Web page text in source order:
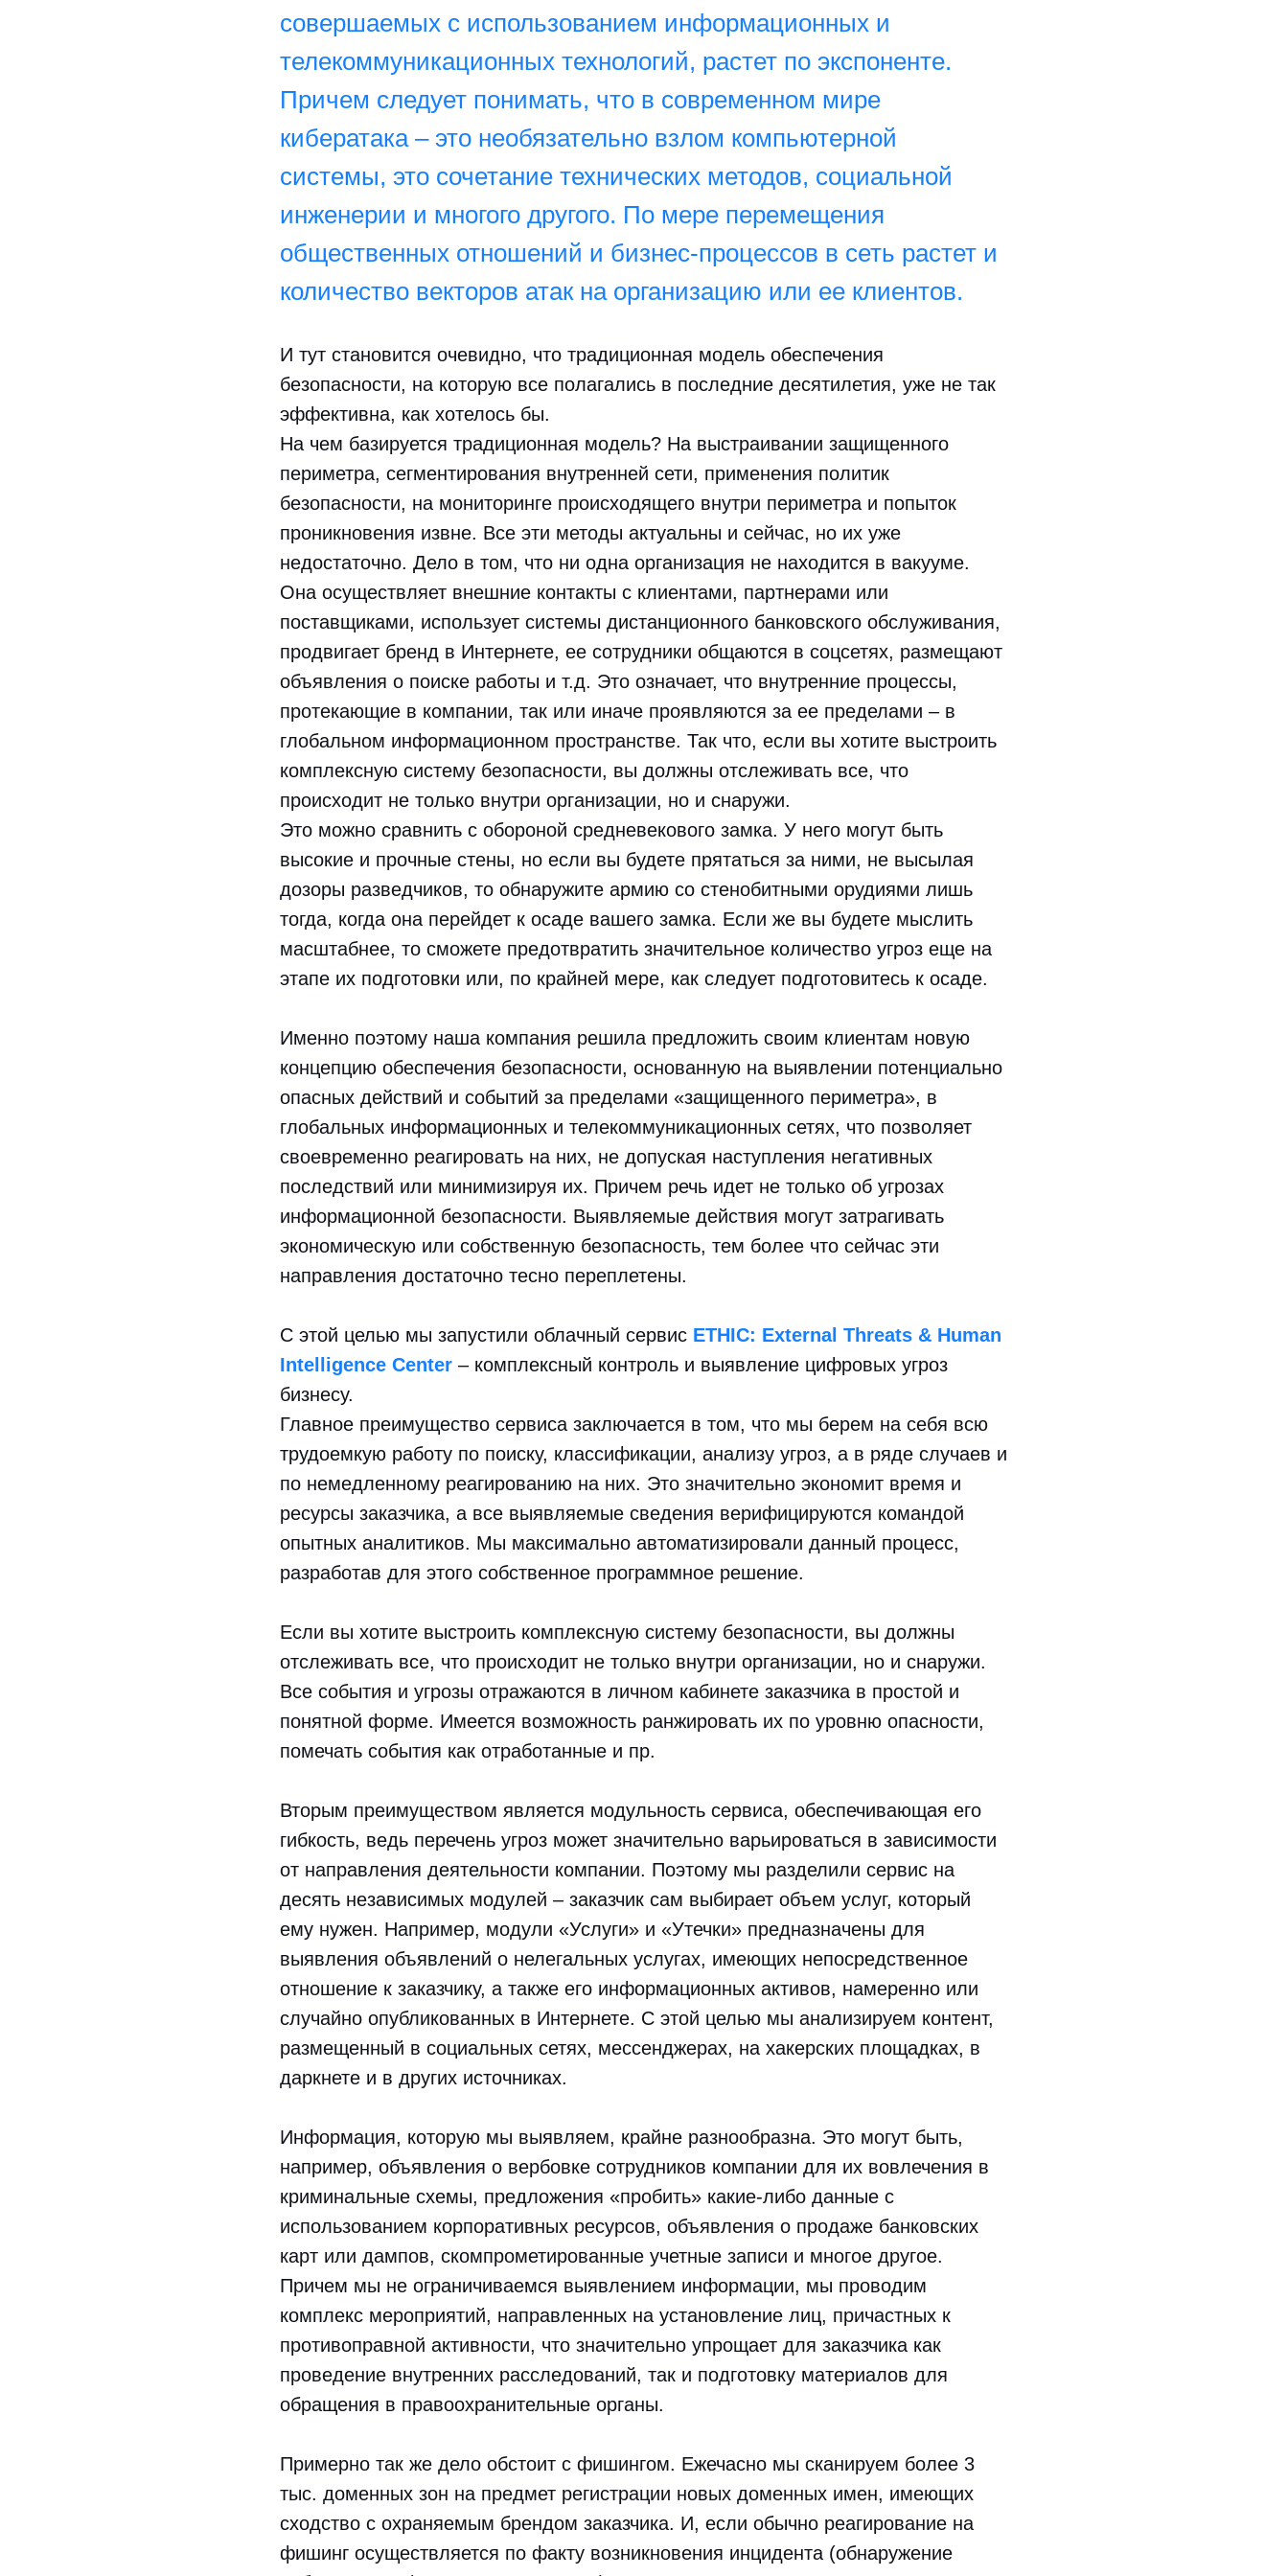
совершаемых с использованием информационных и
телекоммуникационных технологий, растет по экспоненте.
Причем следует понимать, что в современном мире
кибератака – это необязательно взлом компьютерной
системы, это сочетание технических методов, социальной
инженерии и многого другого. По мере перемещения
общественных отношений и бизнес-процессов в сеть растет и
количество векторов атак на организацию или ее клиентов.
И тут становится очевидно, что традиционная модель обеспечения
безопасности, на которую все полагались в последние десятилетия, уже не так
эффективна, как хотелось бы.
На чем базируется традиционная модель? На выстраивании защищенного
периметра, сегментирования внутренней сети, применения политик
безопасности, на мониторинге происходящего внутри периметра и попыток
проникновения извне. Все эти методы актуальны и сейчас, но их уже
недостаточно. Дело в том, что ни одна организация не находится в вакууме.
Она осуществляет внешние контакты с клиентами, партнерами или
поставщиками, использует системы дистанционного банковского обслуживания,
продвигает бренд в Интернете, ее сотрудники общаются в соцсетях, размещают
объявления о поиске работы и т.д. Это означает, что внутренние процессы,
протекающие в компании, так или иначе проявляются за ее пределами – в
глобальном информационном пространстве. Так что, если вы хотите выстроить
комплексную систему безопасности, вы должны отслеживать все, что
происходит не только внутри организации, но и снаружи.
Это можно сравнить с обороной средневекового замка. У него могут быть
высокие и прочные стены, но если вы будете прятаться за ними, не высылая
дозоры разведчиков, то обнаружите армию со стенобитными орудиями лишь
тогда, когда она перейдет к осаде вашего замка. Если же вы будете мыслить
масштабнее, то сможете предотвратить значительное количество угроз еще на
этапе их подготовки или, по крайней мере, как следует подготовитесь к осаде.
Именно поэтому наша компания решила предложить своим клиентам новую
концепцию обеспечения безопасности, основанную на выявлении потенциально
опасных действий и событий за пределами «защищенного периметра», в
глобальных информационных и телекоммуникационных сетях, что позволяет
своевременно реагировать на них, не допуская наступления негативных
последствий или минимизируя их. Причем речь идет не только об угрозах
информационной безопасности. Выявляемые действия могут затрагивать
экономическую или собственную безопасность, тем более что сейчас эти
направления достаточно тесно переплетены.
С этой целью мы запустили облачный сервис ETHIC: External Threats & Human
Intelligence Center – комплексный контроль и выявление цифровых угроз
бизнесу.
Главное преимущество сервиса заключается в том, что мы берем на себя всю
трудоемкую работу по поиску, классификации, анализу угроз, а в ряде случаев и
по немедленному реагированию на них. Это значительно экономит время и
ресурсы заказчика, а все выявляемые сведения верифицируются командой
опытных аналитиков. Мы максимально автоматизировали данный процесс,
разработав для этого собственное программное решение.
Если вы хотите выстроить комплексную систему безопасности, вы должны
отслеживать все, что происходит не только внутри организации, но и снаружи.
Все события и угрозы отражаются в личном кабинете заказчика в простой и
понятной форме. Имеется возможность ранжировать их по уровню опасности,
помечать события как отработанные и пр.
Вторым преимуществом является модульность сервиса, обеспечивающая его
гибкость, ведь перечень угроз может значительно варьироваться в зависимости
от направления деятельности компании. Поэтому мы разделили сервис на
десять независимых модулей – заказчик сам выбирает объем услуг, который
ему нужен. Например, модули «Услуги» и «Утечки» предназначены для
выявления объявлений о нелегальных услугах, имеющих непосредственное
отношение к заказчику, а также его информационных активов, намеренно или
случайно опубликованных в Интернете. С этой целью мы анализируем контент,
размещенный в социальных сетях, мессенджерах, на хакерских площадках, в
даркнете и в других источниках.
Информация, которую мы выявляем, крайне разнообразна. Это могут быть,
например, объявления о вербовке сотрудников компании для их вовлечения в
криминальные схемы, предложения «пробить» какие-либо данные с
использованием корпоративных ресурсов, объявления о продаже банковских
карт или дампов, скомпрометированные учетные записи и многое другое.
Причем мы не ограничиваемся выявлением информации, мы проводим
комплекс мероприятий, направленных на установление лиц, причастных к
противоправной активности, что значительно упрощает для заказчика как
проведение внутренних расследований, так и подготовку материалов для
обращения в правоохранительные органы.
Примерно так же дело обстоит с фишингом. Ежечасно мы сканируем более 3
тыс. доменных зон на предмет регистрации новых доменных имен, имеющих
сходство с охраняемым брендом заказчика. И, если обычно реагирование на
фишинг осуществляется по факту возникновения инцидента (обнаружение